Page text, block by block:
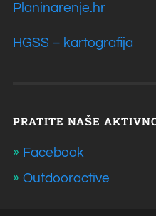
Planinarenje.hr
HGSS – kartografija
PRATITE NAŠE
Facebook
Outdooractive